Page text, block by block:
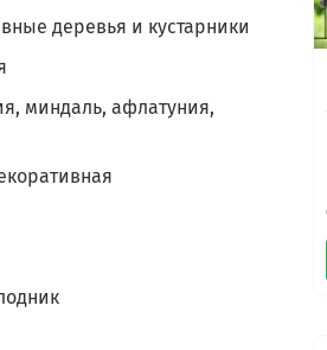
деревья и кустарники
миндаль, афлатуния,